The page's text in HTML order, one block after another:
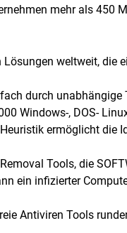
mehr als 450
weltweit, die
durch
Windows-, DOS-
ermöglicht die
Tools, die
ein infizierter
Antiviren Tools